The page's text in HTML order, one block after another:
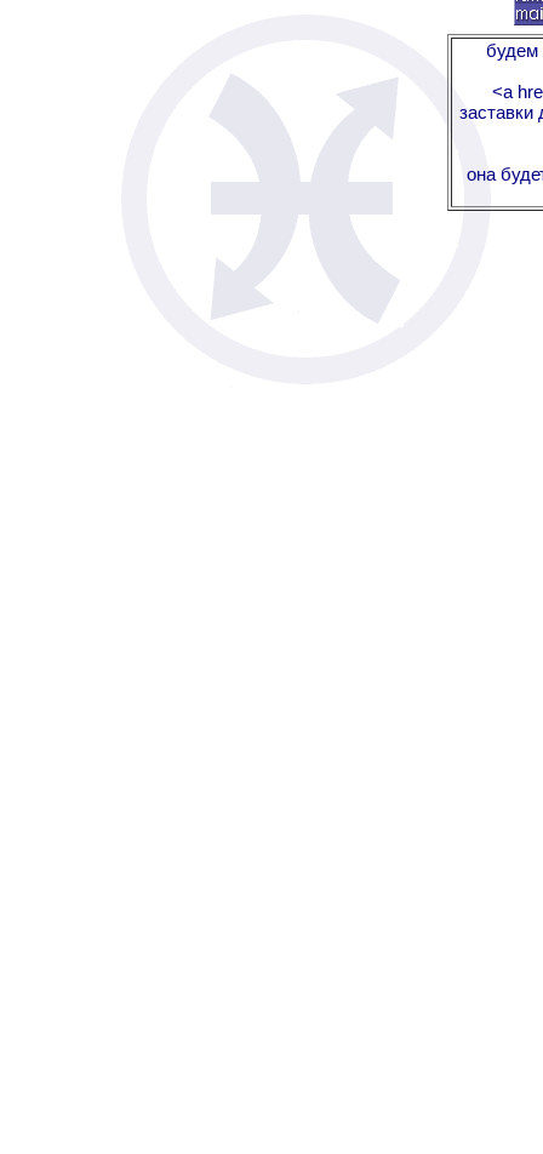
будем
<a
заставки
она